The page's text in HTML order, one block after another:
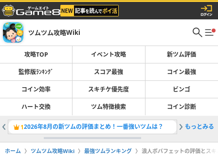
ツムツム攻略Wiki
攻略TOP イベント攻略 新ツム評価
監修版ﾗﾝｷﾝｸﾞ スコア最強 コイン最強
コイン効率 スキチケ優先度 ビンゴ
ハート交換 ツム特徴検索 コイン診断
12026年8月の新ツムの評価まとめ！一番強いツムは？ 2ツムツ
もっとみる
ホーム ツムツム攻略Wiki 最強ツムランキング 浪人ボバフェットの評価とス